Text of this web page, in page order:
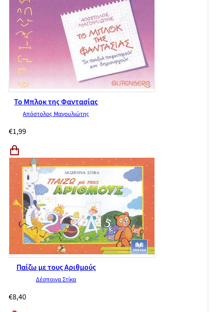
Το Μπλοκ της Φαντασίας
Απόστολος Μαγουλιώτης
€1,99
Παίζω με τους Αριθμούς
Δέσποινα Στίκα
€8,40